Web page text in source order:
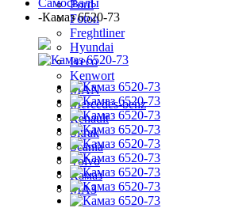
Ford
Foton
Freghtliner
Hyundai
Iveco
Kenwort
MAN
Mercedes-benz
Renault
Sitrak
Scania
Volvo
Камаз
МАЗ
Самосвалы
-Камаз 6520-73